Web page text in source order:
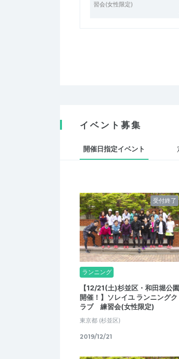
習会(女性限定)
イベント募集
開催日指定イベント
受付終了
ランニング
【12/21(土)杉並区・和田堀公園
開催！】ソレイユ ランニングク
ラブ 練習会(女性限定)
東京都 (杉並区)
2019/12/21